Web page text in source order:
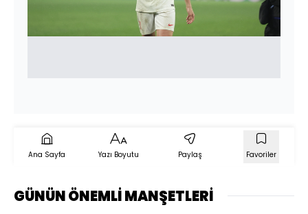
Ana Sayfa Yazı Boyutu Paylaş Favoriler
GÜNÜN ÖNEMLİ MANŞETLERİ